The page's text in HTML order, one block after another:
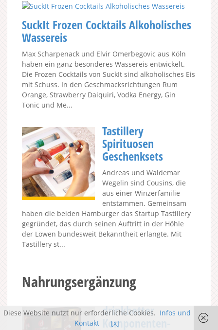
SuckIt Frozen Cocktails Alkoholisches
Wassereis
Max Scharpenack und Elvir Omerbegovic aus Köln
haben ein ganz besonderes Wassereis entwickelt.
Die Frozen Cocktails von SuckIt sind alkoholisches Eis
mit Schuss. In den Geschmacksrichtungen Rum
Orange, Strawberry Daiquiri, Vodka Energy, Gin
Tonic und Me...
Tastillery
Spirituosen
Geschenksets
Andreas und Waldemar
Wegelin sind Cousins, die
aus einer Winzerfamilie
entstammen. Gemeinsam
haben die beiden Hamburger das Startup Tastillery
gegründet, das durch seinen Auftritt in der Höhle
der Löwen bundesweit Bekanntheit erlangte. Mit
Tastillery st...
Nahrungsergänzung
drinkbetter
Komponenten-
Diese Website nutzt nur erforderliche Cookies. Infos und
Kontakt
[x]